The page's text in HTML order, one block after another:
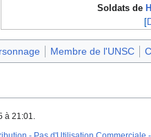
Soldats de
Membre de l'UNSC
à 21:01.